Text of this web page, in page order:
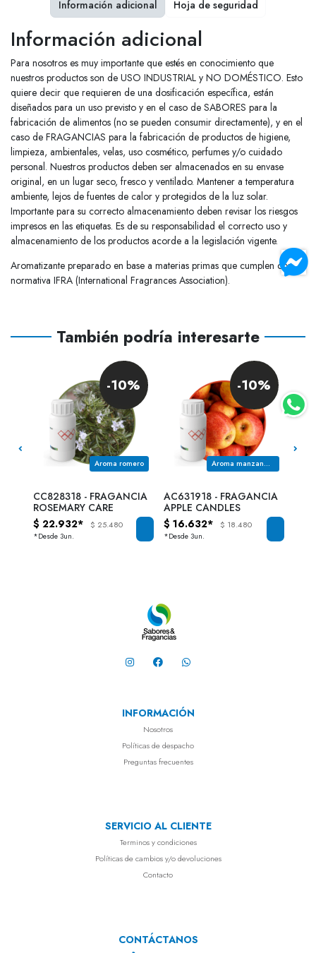
Información adicional
Para nosotros es muy importante que estés en conocimiento que
nuestros productos son de USO INDUSTRIAL y NO DOMÉSTICO. Esto
quiere decir que requieren de una dosificación específica, están
diseñados para un uso previsto y en el caso de SABORES para la
fabricación de alimentos (no se pueden consumir directamente), y en el
caso de FRAGANCIAS para la fabricación de productos de higiene,
limpieza, ambientales, velas, uso cosmético, perfumes y/o cuidado
personal. Nuestros productos deben ser almacenados en su envase
original, en un lugar seco, fresco y ventilado. Mantener a temperatura
ambiente, lejos de fuentes de calor y protegidos de la luz solar.
Importante para su correcto almacenamiento deben revisar los riesgos
impresos en las etiquetas. Es de su responsabilidad el correcto uso y
almacenamiento de los productos acorde a la legislación vigente.
Aromatizante preparado en base a materias primas que cumplen con
normativa IFRA (International Fragrances Association).
Información adicional Hoja de seguridad
También podría interesarte
-10%
Aroma romero
CC828318 - FRAGANCIA
ROSEMARY CARE
$ 22.932*
$ 25.480
*Desde 3un.
-10%
Aroma manzana roja
AC631918 - FRAGANCIA
APPLE CANDLES
$ 16.632*
$ 18.480
*Desde 3un.
INFORMACIÓN
Nosotros
Políticas de despacho
Preguntas frecuentes
SERVICIO AL CLIENTE
Terminos y condiciones
Políticas de cambios y/o devoluciones
Contacto
CONTÁCTANOS